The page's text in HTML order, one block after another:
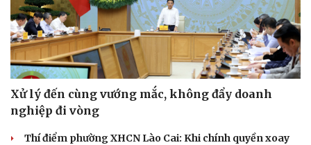
Du lịch
Tư vấn
Săn Tour
check-in
Podcast
Câu chuyện thời sự
Đọc truyện đêm khuya
Cửa sổ tình yêu
Kể chuyện cho bé
Xử lý đến cùng vướng mắc, không đẩy doanh
nghiệp đi vòng
Thí điểm phường XHCN Lào Cai: Khi chính quyền xoay